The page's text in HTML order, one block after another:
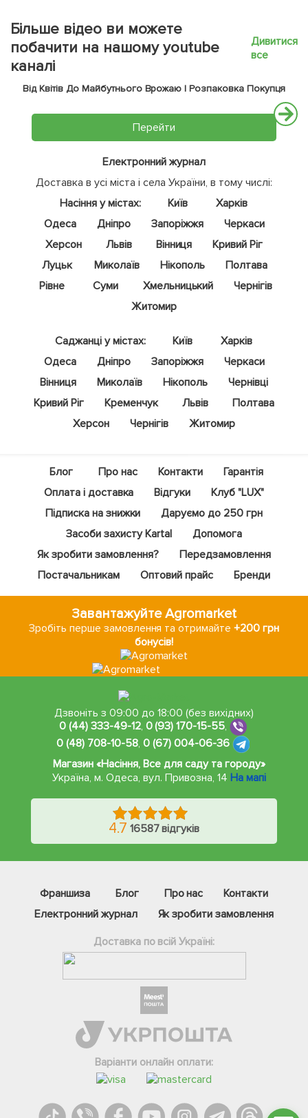
Більше відео ви можете
побачити на нашому youtube
каналі
Дивитися
все
Від Квітів До Майбутнього Врожаю | Розпаковка Покупця
Перейти
Електронний журнал
Доставка в усі міста і села України, в тому числі:
Насіння у містах:
Київ
Харків
Одеса
Дніпро Запоріжжя
Черкаси
Херсон
Львів Вінниця
Кривий Ріг
Луцьк
Миколаїв Нікополь
Полтава
Рівне
Суми Хмельницький
Чернігів
Житомир
Саджанці у містах: Київ
Харків
Одеса
Дніпро Запоріжжя
Черкаси
Вінниця
Миколаїв Нікополь
Чернівці
Кривий Ріг
Кременчук Львів
Полтава
Херсон
Чернігів Житомир
Блог Про нас Контакти
Гарантія
Оплата і доставка
Відгуки
Клуб "LUX"
Підписка на знижки
Даруємо до 250 грн
Засоби захисту Kartal
Допомога
Як зробити замовлення?
Передзамовлення
Постачальникам
Оптовий прайс Бренди
Завантажуйте Agromarket
Зробіть перше замовлення та отримайте+200 грн
бонусів!
Дзвоніть з 09:00 до 18:00 (без вихідних)
0 (44) 333-49-12, 0 (93) 170-15-55,
0 (48) 708-10-58, 0 (67) 004-06-36
Магазин «Насіння, Все для саду та городу»
Україна, м. Одеса,вул. Привозна, 14 На мапі
4.7 16587 відгуків
Франшиза Блог Про нас
Контакти
Електронний журнал
Як зробити замовлення
Доставка по всій Україні:
Варіанти онлайн оплати:
Інстаграм
Онлайн чат